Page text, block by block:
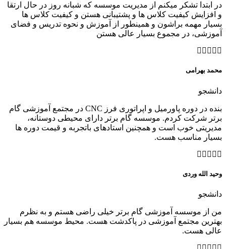
در ابتدا تشکر میکنم از مدیریت موسسه که شبانه روز در حال ارتقا
و افزایش کیفیت کلاس ها و پشتیبانی هستن و کیفیت کلاس ها
بسیار مهمه براشون و همینطور از آموزش و نحوه تدریس و فضای
آموزشی، در مجموع بسیار عالی هستن
محمد بهرامی
دانشجو
بنده در دوره پاورمیل و اپراتوری فرز CNC در مجتمع آموزشی گام
برتر شرکت کردم. موسسه گام برتر دارای محیطی دوستانه،
مدیریتی خوب است و همچنین استادهای باتجربه و قیمت دوره ها
بسیار مناسب هست.
وحید الله وردی
دانشجو
من از موسسه آموزشی گام برتر خیلی راضی هستم و به نظرم
بهترین مجتمع آموزشی در پاکدشت هست. محیط موسسه هم بسیار
عالی هست.